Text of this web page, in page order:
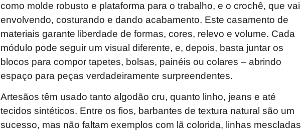
como molde robusto e plataforma para o trabalho, e o crochê, que vai
envolvendo, costurando e dando acabamento. Este casamento de
materiais garante liberdade de formas, cores, relevo e volume. Cada
módulo pode seguir um visual diferente, e, depois, basta juntar os
blocos para compor tapetes, bolsas, painéis ou colares – abrindo
espaço para peças verdadeiramente surpreendentes.
Artesãos têm usado tanto algodão cru, quanto linho, jeans e até
tecidos sintéticos. Entre os fios, barbantes de textura natural são um
sucesso, mas não faltam exemplos com lã colorida, linhas mescladas